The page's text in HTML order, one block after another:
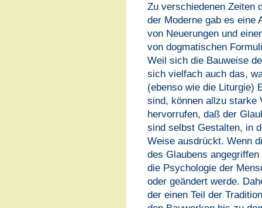
Zu verschiedenen Zeiten
der Moderne gab es eine
von Neuerungen und
von dogmatischen
Weil sich die Bauweise
sich vielfach auch das,
(ebenso wie die Liturgie)
sind, können allzu starke
hervorrufen, daß der
sind selbst Gestalten, in
Weise ausdrückt. Wenn
des Glaubens
die Psychologie der
oder geändert werde.
der einen Teil der